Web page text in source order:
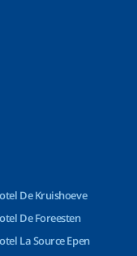
De Kruishoeve
De Foreesten
La Source Epen